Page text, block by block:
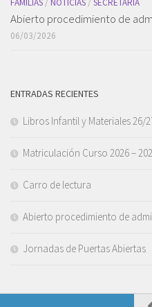
Abierto procedimiento de
06/03/2026
ENTRADAS RECIENTES
Libros Infantil y Materiales 26/
Matriculación Curso 2026 –
Carro de lectura
Abierto procedimiento de
Jornadas de Puertas Abiertas